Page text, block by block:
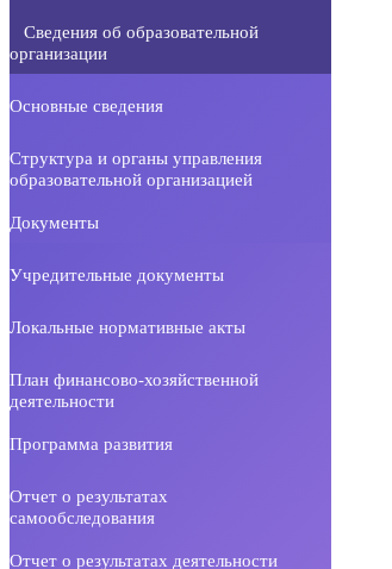
Сведения об образовательной
организации
Основные сведения
Структура и органы управления
образовательной организацией
Документы
Учредительные документы
Локальные нормативные акты
План финансово-хозяйственной
деятельности
Программа развития
Отчет о результатах
самообследования
Отчет о результатах деятельности